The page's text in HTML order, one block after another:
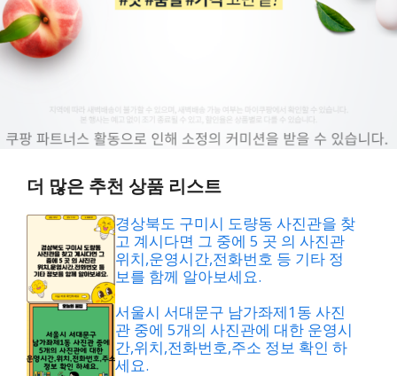
더 많은 추천 상품 리스트
경상북도 구미시 도량동 사진관을 찾
고 계시다면 그 중에 5 곳 의 사진관
위치,운영시간,전화번호 등 기타 정
보를 함께 알아보세요.
서울시 서대문구 남가좌제1동 사진
관 중에 5개의 사진관에 대한 운영시
간,위치,전화번호,주소 정보 확인 하
세요.